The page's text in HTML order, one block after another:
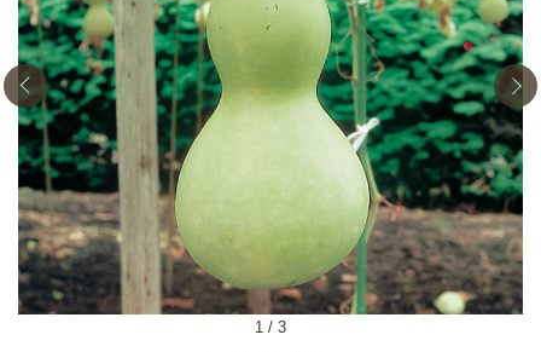
1 / 3